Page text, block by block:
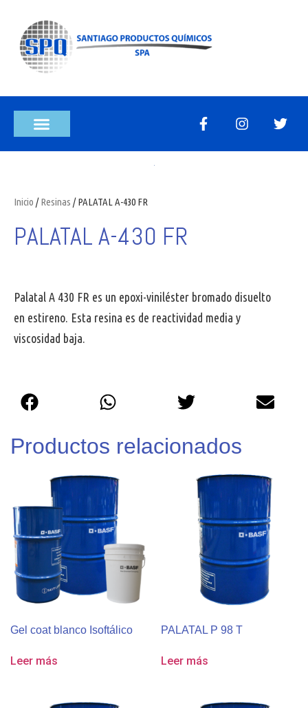
Inicio /Resinas / PALATAL A-430 FR
PALATAL A-430 FR
Palatal A 430 FR es un epoxi-viniléster bromado disuelto
en estireno. Esta resina es de reactividad media y
viscosidad baja.
Productos relacionados
Gel coat blanco Isoftálico
Leer más
PALATAL P 98 T
Leer más